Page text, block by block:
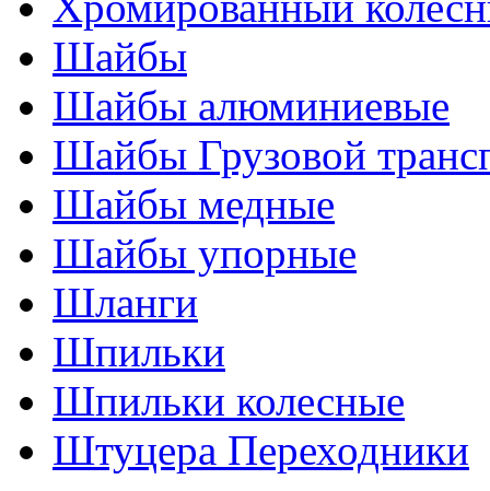
Шайбы
Шайбы алюминиевые
Шайбы Грузовой
Шайбы медные
Шайбы упорные
Шланги
Шпильки
Шпильки колесные
Штуцера Переходники